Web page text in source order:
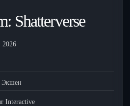
Shatterverse
Экшен
Interactive